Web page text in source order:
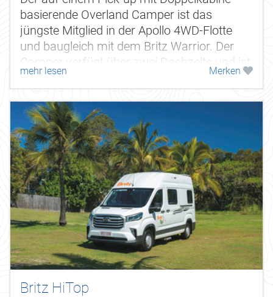
basierende Overland Camper ist das
jüngste Mitglied in der Apollo 4WD-Flotte
und baugleich mit dem Britz Warrior. Der
Camper verfügt über zwei Dachzelte und ist
ganzjährig verfügbar. Ein...
mehr lesen Merken
Britz HiTop